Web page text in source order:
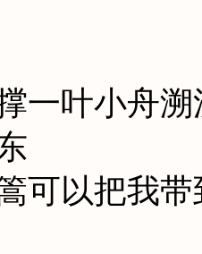
一叶小舟溯
可以把我